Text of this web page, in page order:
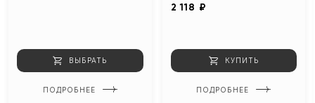
ВЫБРАТЬ
ПОДРОБНЕЕ
2 118 ₽
КУПИТЬ
ПОДРОБНЕЕ